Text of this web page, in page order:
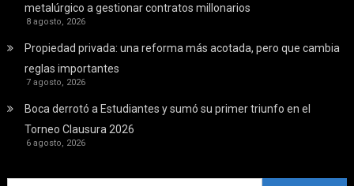
metalúrgico a gestionar contratos millonarios
8 agosto, 2026
Propiedad privada: una reforma más acotada, pero que cambia
reglas importantes
7 agosto, 2026
Boca derrotó a Estudiantes y sumó su primer triunfo en el
Torneo Clausura 2026
6 agosto, 2026